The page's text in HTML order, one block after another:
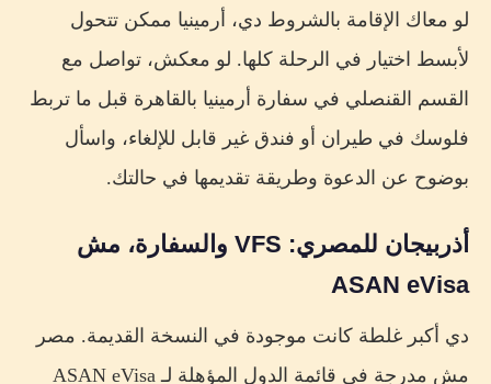
لو معاك الإقامة بالشروط دي، أرمينيا ممكن تتحول
لأبسط اختيار في الرحلة كلها. لو معكش، تواصل مع
القسم القنصلي في سفارة أرمينيا بالقاهرة قبل ما تربط
فلوسك في طيران أو فندق غير قابل للإلغاء، واسأل
بوضوح عن الدعوة وطريقة تقديمها في حالتك.
أذربيجان للمصري: VFS والسفارة، مش
ASAN eVisa
دي أكبر غلطة كانت موجودة في النسخة القديمة. مصر
مش مدرجة في قائمة الدول المؤهلة لـ ASAN eVisa